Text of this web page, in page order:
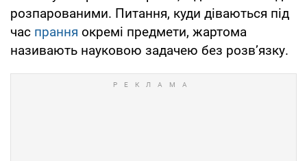
розпарованими. Питання, куди діваються під
час прання окремі предмети, жартома
називають науковою задачею без розв’язку.